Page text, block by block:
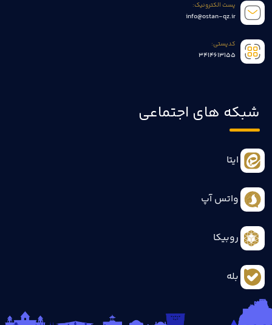
پست الکترونیک:
info@ostan-qz.ir
کدپستی:
3414613155
شبکه های اجتماعی
ایتا
واتس آپ
روبیکا
بله